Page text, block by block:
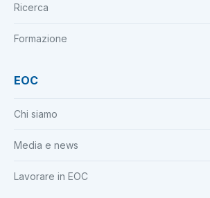
Ricerca
Formazione
EOC
Chi siamo
Media e news
Lavorare in EOC